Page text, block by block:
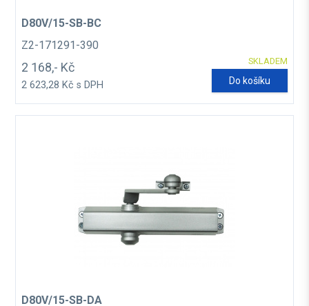
D80V/15-SB-BC
Z2-171291-390
SKLADEM
2 168,- Kč
2 623,28 Kč s DPH Do košíku
D80V/15-SB-DA